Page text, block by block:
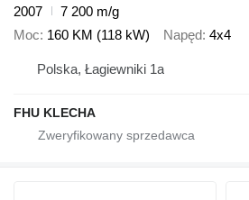
2007
7 200 m/g
Moc 160 KM (118 kW) Napęd 4x4
Polska, Łagiewniki 1a
FHU KLECHA